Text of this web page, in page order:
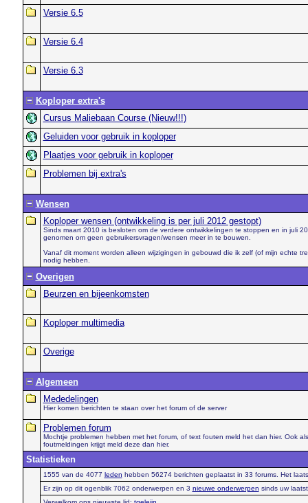
Versie 6.5
Versie 6.4
Versie 6.3
Koploper extra's
Cursus Maliebaan Course (Nieuw!!!)
Geluiden voor gebruik in koploper
Plaatjes voor gebruik in koploper
Problemen bij extra's
Wensen
Koploper wensen (ontwikkeling is per juli 2012 gestopt)
Sinds maart 2010 is besloten om de verdere ontwikkelingen te stoppen en in juli
genomen om geen gebruikersvragen/wensen meer in te bouwen.
Vanaf dit moment worden alleen wijzigingen in gebouwd die ik zelf (of mijn echte
nodig hebben.
Overigen
Beurzen en bijeenkomsten
Koploper multimedia
Overige
Algemeen
Mededelingen
Hier komen berichten te staan over het forum of de server
Problemen forum
Mochtje problemen hebben met het forum, of text fouten meld het dan hier. Ook
foutmeldingen krijgt meld deze dan hier.
Statistieken
1555 van de 4077 leden hebben 56274 berichten geplaatst in 33 forums. Het
Er zijn op dit ogenblik 7062 onderwerpen en 3 nieuwe onderwerpen sinds uw